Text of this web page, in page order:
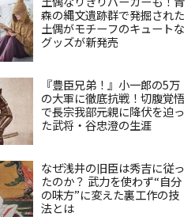
森の縄文遺跡群で発掘された
土偶がモチーフのキュートな
グッズが新発売
『豊臣兄弟！』小一郎の5万
の大軍に徹底抗戦！切腹覚悟
で長宗我部元親に降伏を迫っ
た武将・谷忠澄の生涯
なぜ浅井の旧臣は秀吉に従っ
たのか？ 武力を使わず“自分
の味方”に変えた裏工作の技
法とは